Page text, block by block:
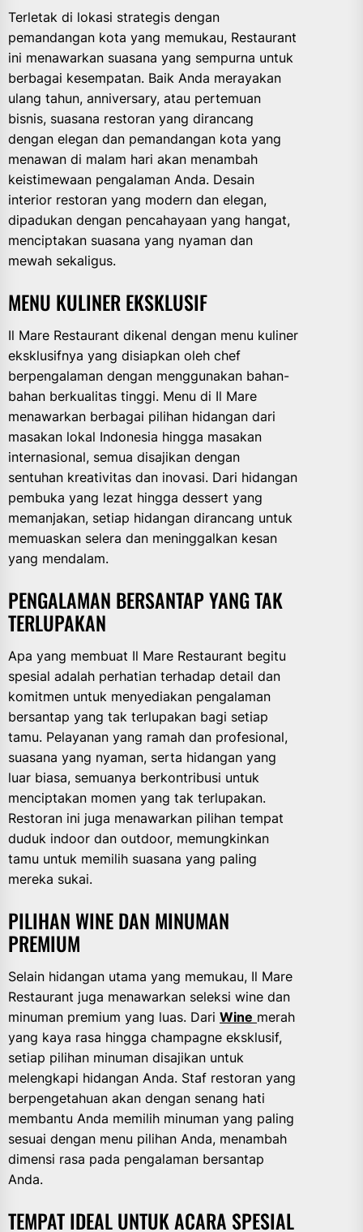
Terletak di lokasi strategis dengan
pemandangan kota yang memukau, Restaurant
ini menawarkan suasana yang sempurna untuk
berbagai kesempatan. Baik Anda merayakan
ulang tahun, anniversary, atau pertemuan
bisnis, suasana restoran yang dirancang
dengan elegan dan pemandangan kota yang
menawan di malam hari akan menambah
keistimewaan pengalaman Anda. Desain
interior restoran yang modern dan elegan,
dipadukan dengan pencahayaan yang hangat,
menciptakan suasana yang nyaman dan
mewah sekaligus.
MENU KULINER EKSKLUSIF
Il Mare Restaurant dikenal dengan menu kuliner
eksklusifnya yang disiapkan oleh chef
berpengalaman dengan menggunakan bahan-
bahan berkualitas tinggi. Menu di Il Mare
menawarkan berbagai pilihan hidangan dari
masakan lokal Indonesia hingga masakan
internasional, semua disajikan dengan
sentuhan kreativitas dan inovasi. Dari hidangan
pembuka yang lezat hingga dessert yang
memanjakan, setiap hidangan dirancang untuk
memuaskan selera dan meninggalkan kesan
yang mendalam.
PENGALAMAN BERSANTAP YANG TAK
TERLUPAKAN
Apa yang membuat Il Mare Restaurant begitu
spesial adalah perhatian terhadap detail dan
komitmen untuk menyediakan pengalaman
bersantap yang tak terlupakan bagi setiap
tamu. Pelayanan yang ramah dan profesional,
suasana yang nyaman, serta hidangan yang
luar biasa, semuanya berkontribusi untuk
menciptakan momen yang tak terlupakan.
Restoran ini juga menawarkan pilihan tempat
duduk indoor dan outdoor, memungkinkan
tamu untuk memilih suasana yang paling
mereka sukai.
PILIHAN WINE DAN MINUMAN
PREMIUM
Selain hidangan utama yang memukau, Il Mare
Restaurant juga menawarkan seleksi wine dan
minuman premium yang luas. Dari Wine merah
yang kaya rasa hingga champagne eksklusif,
setiap pilihan minuman disajikan untuk
melengkapi hidangan Anda. Staf restoran yang
berpengetahuan akan dengan senang hati
membantu Anda memilih minuman yang paling
sesuai dengan menu pilihan Anda, menambah
dimensi rasa pada pengalaman bersantap
Anda.
TEMPAT IDEAL UNTUK ACARA SPESIAL